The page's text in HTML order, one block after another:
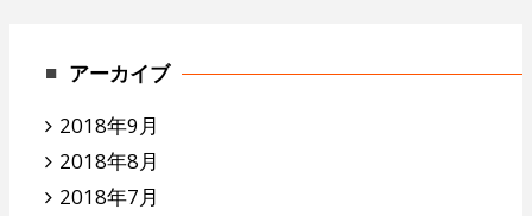
アーカイブ
2018年9月
2018年8月
2018年7月